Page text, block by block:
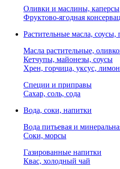
Оливки и маслины, каперсы
Фруктово-ягодная
Растительные масла,
Масла растительные,
Кетчупы, майонезы, соусы
Хрен, горчица, уксус,
Специи и приправы
Сахар, соль, сода
Вода, соки, напитки
Вода питьевая и
Соки, морсы
Газированные напитки
Квас, холодный чай